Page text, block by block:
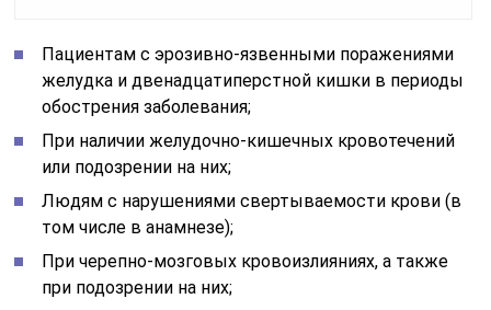
Пациентам с эрозивно-язвенными поражениями
желудка и двенадцатиперстной кишки в периоды
обострения заболевания;
При наличии желудочно-кишечных кровотечений
или подозрении на них;
Людям с нарушениями свертываемости крови (в
том числе в анамнезе);
При черепно-мозговых кровоизлияниях, а также
при подозрении на них;